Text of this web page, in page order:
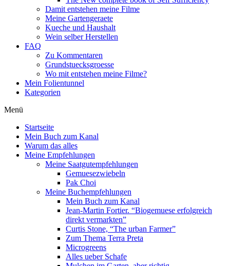
Damit entstehen meine Filme
Meine Gartengeraete
Kueche und Haushalt
Wein selber Herstellen
FAQ
Zu Kommentaren
Grundstuecksgroesse
Wo mit entstehen meine Filme?
Mein Folientunnel
Kategorien
Menü
Startseite
Mein Buch zum Kanal
Warum das alles
Meine Empfehlungen
Meine Saatgutempfehlungen
Gemuesezwiebeln
Pak Choi
Meine Buchempfehlungen
Mein Buch zum Kanal
Jean-Martin Fortier. “Biogemuese erfolgreich
direkt vermarkten”
Curtis Stone, “The urban Farmer”
Zum Thema Terra Preta
Microgreens
Alles ueber Schafe